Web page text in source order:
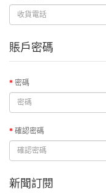
賬戶密碼
密碼
確認密碼
新聞訂閱